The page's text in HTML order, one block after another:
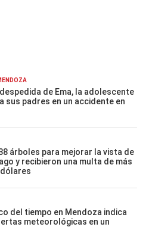
de Ema, la adolescente
sus padres en un accidente en
árboles para mejorar la vista de
y recibieron una multa de más
del tiempo en Mendoza indica
meteorológicas en un